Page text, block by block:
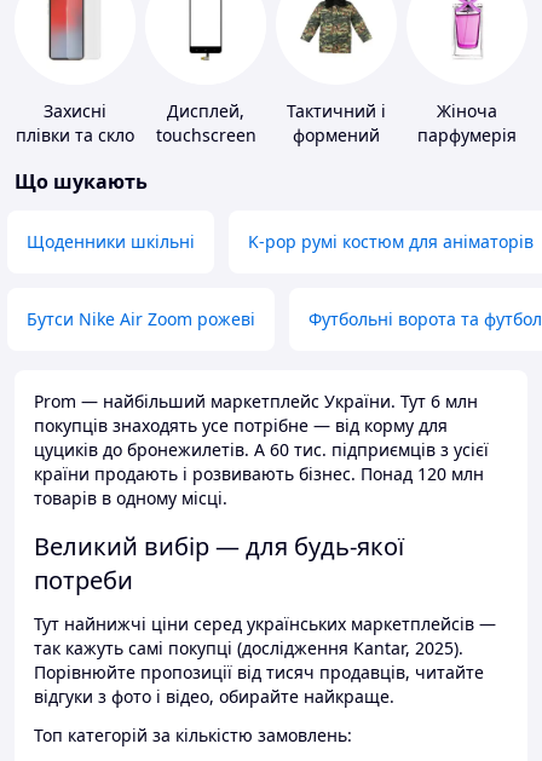
Захисні
плівки та скло
портативних
Дисплей,
touchscreen
Тактичний і
формений
Жіноча
парфумерія
Що шукають
Щоденники шкільні K-pop румі костюм для аніматорів
Бутси Nike Air Zoom рожеві Футбольні ворота та
Prom — найбільший маркетплейс України. Тут 6 млн
покупців знаходять усе потрібне — від корму для
цуциків до бронежилетів. А 60 тис. підприємців з усієї
країни продають і розвивають бізнес. Понад 120 млн
товарів в одному місці.
Великий вибір — для будь-якої
потреби
Тут найнижчі ціни серед українських маркетплейсів —
так кажуть самі покупці (дослідження Kantar, 2025).
Порівнюйте пропозиції від тисяч продавців, читайте
відгуки з фото і відео, обирайте найкраще.
Топ категорій за кількістю замовлень: